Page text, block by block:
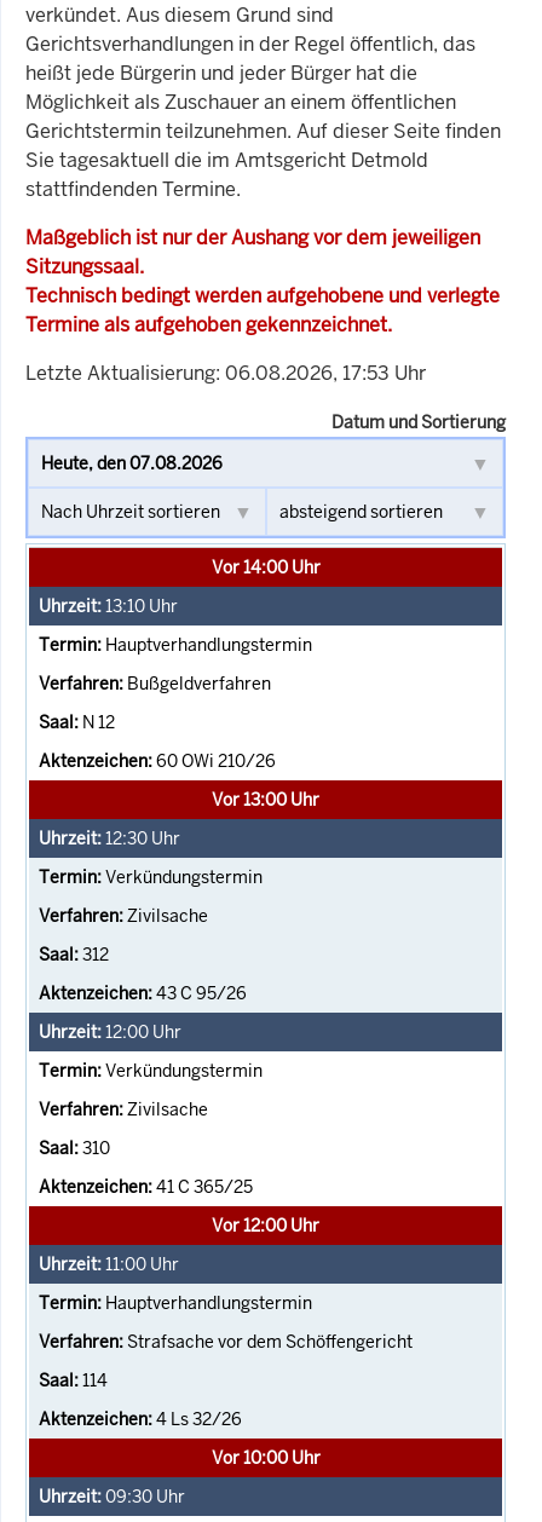
verkündet. Aus diesem Grund sind
Gerichtsverhandlungen in der Regel öffentlich, das
heißt jede Bürgerin und jeder Bürger hat die
Möglichkeit als Zuschauer an einem öffentlichen
Gerichtstermin teilzunehmen. Auf dieser Seite finden
Sie tagesaktuell die im Amtsgericht Detmold
stattfindenden Termine.
Maßgeblich ist nur der Aushang vor dem jeweiligen
Sitzungssaal.
Technisch bedingt werden aufgehobene und verlegte
Termine als aufgehoben gekennzeichnet.
Letzte Aktualisierung: 06.08.2026, 17:53 Uhr
Datum und Sortierung
Vor 14:00 Uhr
13:10 Uhr
Hauptverhandlungstermin
Bußgeldverfahren
N 12
60 OWi 210/26
Vor 13:00 Uhr
12:30 Uhr
Verkündungstermin
Zivilsache
312
43 C 95/26
12:00 Uhr
Verkündungstermin
Zivilsache
310
41 C 365/25
Vor 12:00 Uhr
11:00 Uhr
Hauptverhandlungstermin
Strafsache vor dem Schöffengericht
114
4 Ls 32/26
Vor 10:00 Uhr
09:30 Uhr